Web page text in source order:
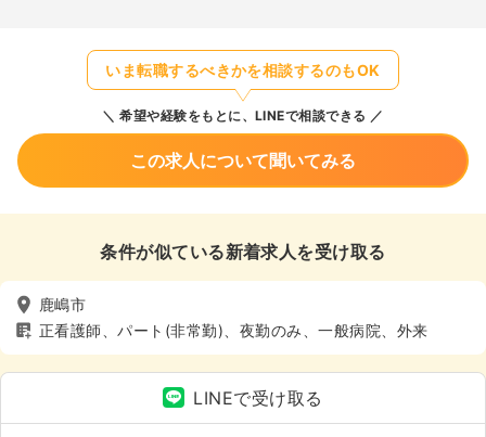
いま転職するべきかを相談するのもOK
希望や経験をもとに、LINEで相談できる
この求人について聞いてみる
条件が似ている新着求人を受け取る
鹿嶋市
正看護師、パート(非常勤)、夜勤のみ、一般病院、外来
LINEで受け取る